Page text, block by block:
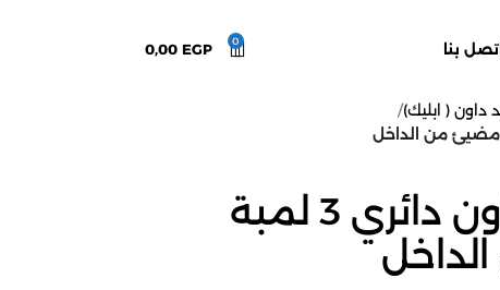
بنا 0
0,00 EGP
داون ( ابليك)
ابليك اضاءة اب داون دائري 3 لمبة